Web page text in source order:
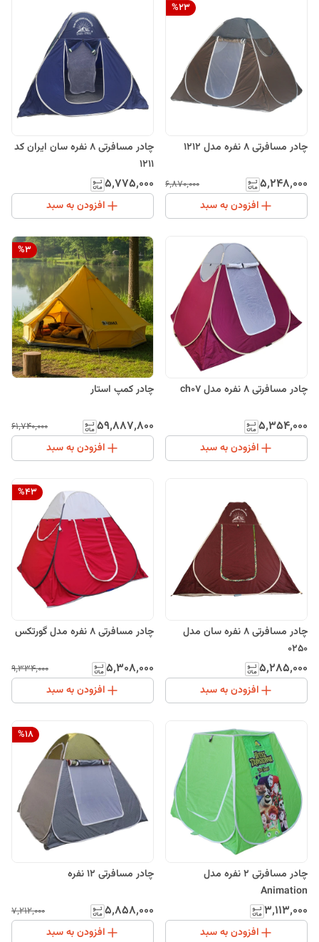
%23
چادر مسافرتی 8 نفره مدل 1212
۵٬۲۴۸٬۰۰۰ ۶٬۸۷۰٬۰۰۰
افزودن به سبد
چادر مسافرتی 8 نفره سان ایران کد
1211
۵٬۷۷۵٬۰۰۰
افزودن به سبد
چادر مسافرتی 8 نفره مدل ch07
۵٬۳۵۴٬۰۰۰
افزودن به سبد
%3
چادر کمپ استار
۵۹٬۸۸۷٬۸۰۰ ۶۱٬۷۴۰٬۰۰۰
افزودن به سبد
چادر مسافرتی 8 نفره سان مدل
0250
۵٬۲۸۵٬۰۰۰
افزودن به سبد
%43
چادر مسافرتی 8 نفره مدل گورتکس
۵٬۳۰۸٬۰۰۰ ۹٬۳۳۴٬۰۰۰
افزودن به سبد
چادر مسافرتی 2 نفره مدل
Animation
۳٬۱۱۳٬۰۰۰
افزودن به سبد
%18
چادر مسافرتی 12 نفره
۵٬۸۵۸٬۰۰۰ ۷٬۲۱۲٬۰۰۰
افزودن به سبد